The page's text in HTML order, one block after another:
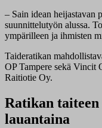
– Sain idean heijastavan
suunnittelutyön alussa.
ympärilleen ja ihmisten
Taideratikan
OP Tampere sekä Vincit
Raitiotie Oy.
Ratikan
lauantaina